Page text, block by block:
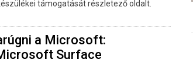
támogatását részletező oldalt.
a Microsoft:
Surface